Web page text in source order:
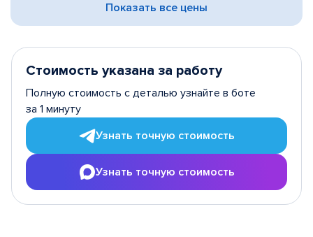
Показать все цены
Стоимость указана за работу
Полную стоимость с деталью узнайте в боте
за 1 минуту
Узнать точную стоимость
Узнать точную стоимость